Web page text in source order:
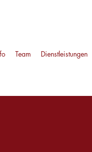
Team Dienstleistungen